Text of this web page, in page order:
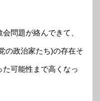
問題が絡んできて、
の政治家たち)の存在そ
可能性まで高くなっ